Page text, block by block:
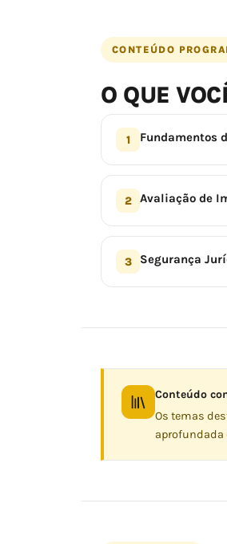
CONTEÚDO
O QUE
1 Fundamentos
2 Avaliação de
3 Segurança
Conteúdo
Os temas
aprofundada